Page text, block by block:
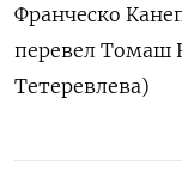
Франческо
перевел Томаш
Тетеревлева)